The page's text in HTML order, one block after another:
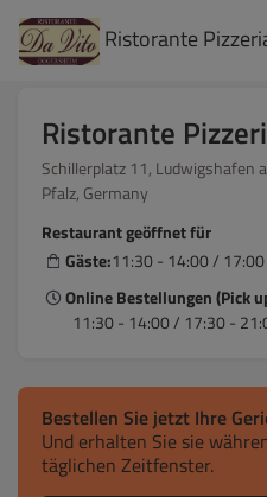
Ristorante
Ristorante
Schillerplatz 11, Ludwigshafen
Pfalz, Germany
Restaurant geöffnet für
Gäste:11:30 - 14:00 /
Online Bestellungen (Pick
11:30 - 14:00 / 17:30 -
Bestellen Sie jetzt Ihre
Und erhalten Sie sie
täglichen Zeitfenster.